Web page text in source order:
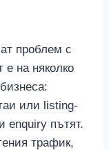
проблем с
е на няколко
или listing-
enquiry пътят.
трафик,